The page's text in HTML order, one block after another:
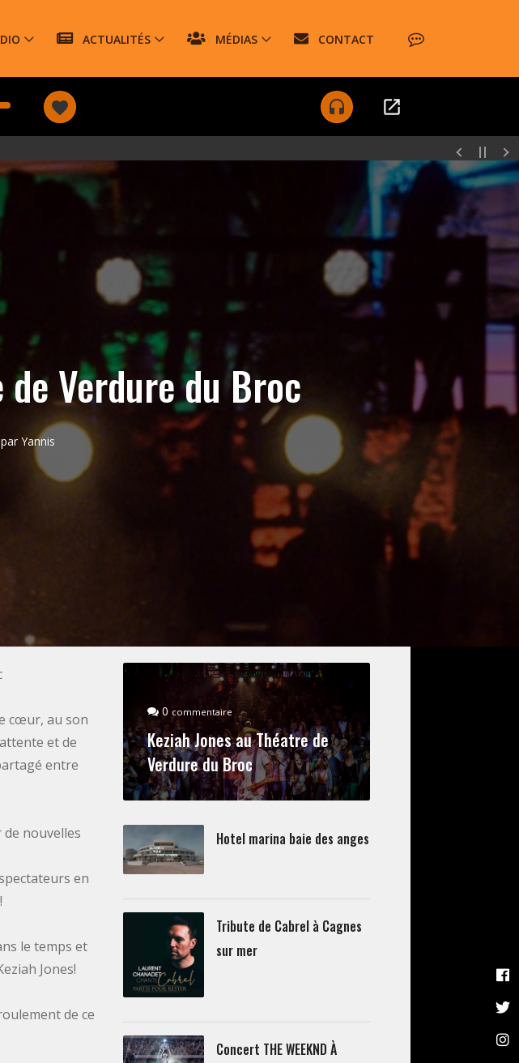
ACTUALITÉS MÉDIAS CONTACT
favorite headset open_in_new
de Verdure du Broc
Yannis
cœur, au son
et de
entre
nouvelles
en
le temps et
Jones!
de ce
0 commentaire
Keziah Jones au Théatre de
Verdure du Broc
Hotel marina baie des anges
Tribute de Cabrel à Cagnes
sur mer
Concert THE WEEKND À